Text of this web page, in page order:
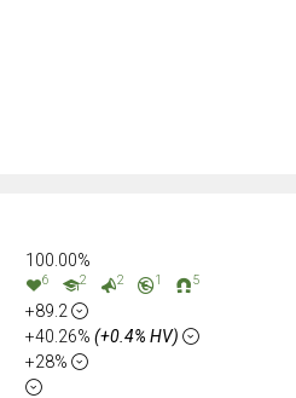
100.00%
6 2 2 1 5
+89.2
+40.26% (+0.4% HV)
+28%